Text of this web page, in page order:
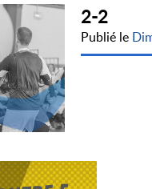
2-2
Publié le